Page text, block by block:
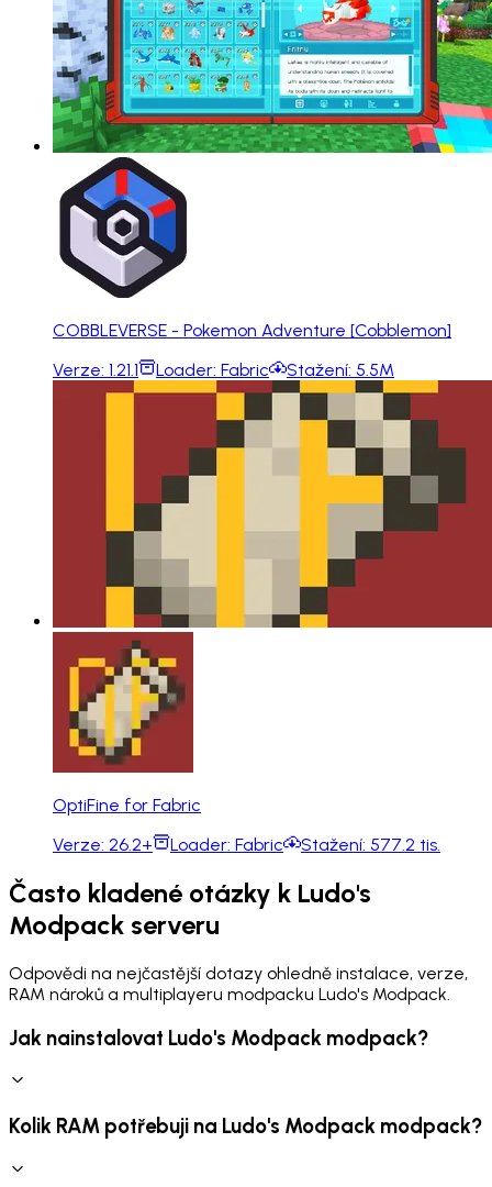
COBBLEVERSE - Pokemon Adventure [Cobblemon]
Verze: 1.21.1 Loader: Fabric Stažení: 5.5M
OptiFine for Fabric
Verze: 26.2+ Loader: Fabric Stažení: 577.2 tis.
Často kladené otázky k Ludo's
Modpack serveru
Odpovědi na nejčastější dotazy ohledně instalace, verze,
RAM nároků a multiplayeru modpacku Ludo's Modpack.
Jak nainstalovat Ludo's Modpack modpack?
Kolik RAM potřebuji na Ludo's Modpack modpack?